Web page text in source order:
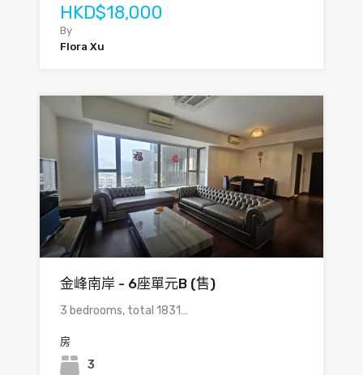
HKD$18,000
By
Flora Xu
金峰南岸 - 6座單元B (售)
3 bedrooms, total 1831…
房
3